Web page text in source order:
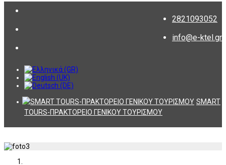
2821093052
info@e-ktel.gr
SMART
TOURS-ΠΡΑΚΤΟΡΕΙΟ ΓΕΝΙΚΟΥ ΤΟΥΡΙΣΜΟΥ